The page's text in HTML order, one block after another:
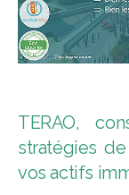
TERAO,
stratégies
vos actifs